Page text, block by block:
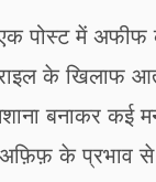
पोस्ट में अफीफ के
के खिलाफ
बनाकर कई
के प्रभाव से